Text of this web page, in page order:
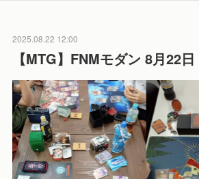
2025.08.22 12:00
【MTG】FNMモダン 8月22日